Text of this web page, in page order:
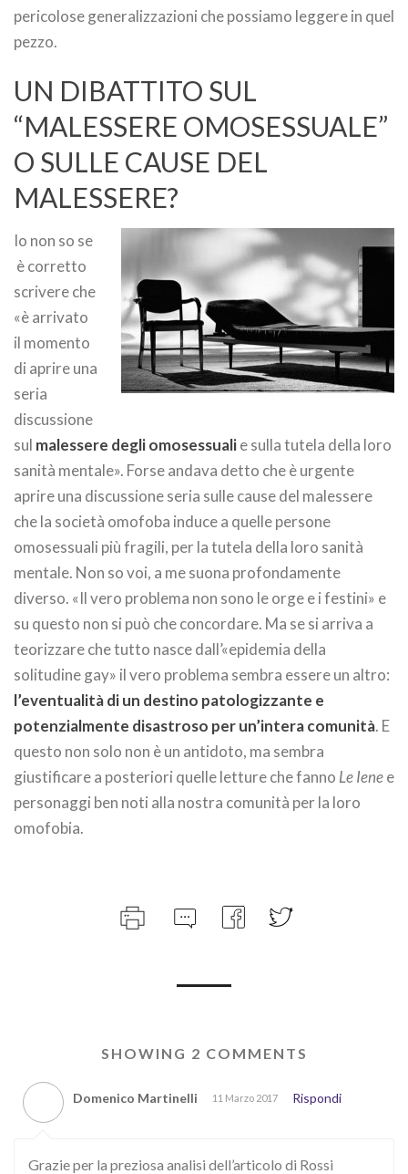
pericolose generalizzazioni che possiamo leggere in quel
pezzo.
UN DIBATTITO SUL
“MALESSERE OMOSESSUALE”
O SULLE CAUSE DEL
MALESSERE?
Io non so se
è corretto
scrivere che
«è arrivato
il momento
di aprire una
seria
discussione
sul malessere degli omosessualie sulla tutela della loro
sanità mentale». Forse andava detto che è urgente
aprire una discussione seria sulle cause del malessere
che la società omofoba induce a quelle persone
omosessuali più fragili, per la tutela della loro sanità
mentale. Non so voi, a me suona profondamente
diverso. «Il vero problema non sono le orge e i festini» e
su questo non si può che concordare. Ma se si arriva a
teorizzare che tutto nasce dall’«epidemia della
solitudine gay» il vero problema sembra essere un altro:
l’eventualità di un destino patologizzante e
potenzialmente disastroso per un’intera comunità. E
questo non solo non è un antidoto, ma sembra
giustificare a posteriori quelle letture che fanno Le Ienee
personaggi ben noti alla nostra comunità per la loro
omofobia.
SHOWING 2 COMMENTS
Domenico Martinelli 11 Marzo 2017 Rispondi
Grazie per la preziosa analisi dell’articolo di Rossi